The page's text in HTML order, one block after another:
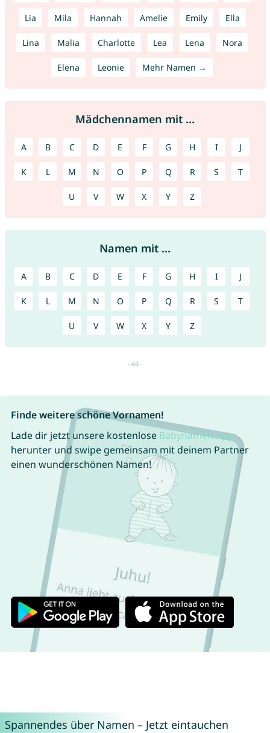
Lia Mila Hannah Amelie Emily Ella
Lina Malia Charlotte Lea Lena Nora
Elena Leonie Mehr Namen →
Mädchennamen mit ...
A B C D E F G H I J
K L M N O P Q R S T
U V W X Y Z
Namen mit ...
A B C D E F G H I J
K L M N O P Q R S T
U V W X Y Z
Finde weitere schöne Vornamen!
Lade dir jetzt unsere kostenlose Babynamen App
herunter und swipe gemeinsam mit deinem Partner
einen wunderschönen Namen!
Spannendes über Namen – Jetzt eintauchen